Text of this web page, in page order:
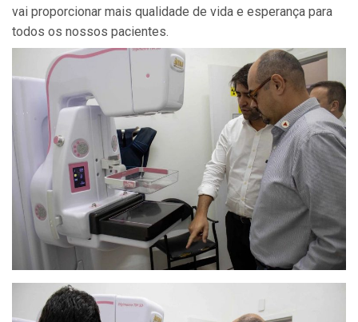
vai proporcionar mais qualidade de vida e esperança para
todos os nossos pacientes.